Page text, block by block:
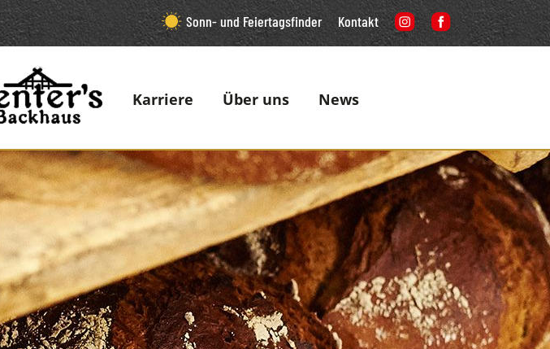
Sonn- und Feiertagsfinder Kontakt
Karriere Über uns News